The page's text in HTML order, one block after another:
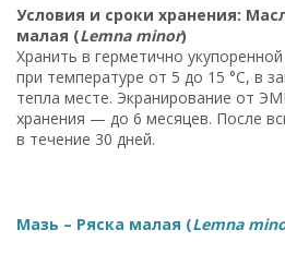
Условия и сроки хранения:
малая (Lemna minor)
Хранить в герметично
при температуре от 5 до 15 °C, в
тепла месте. Экранирование от
хранения — до 6 месяцев. После
в течение 30 дней.
Мазь – Ряска малая (Lemna